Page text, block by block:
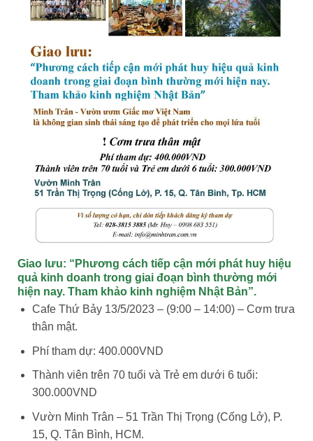
Giao lưu: “Phương cách tiếp cận mới phát huy hiệu
quả kinh doanh trong giai đoạn bình thường mới
hiện nay. Tham khảo kinh nghiệm Nhật Bản”.
Cafe Thứ Bảy 13/5/2023 – (9:00 – 14:00) – Cơm trưa
thân mật.
Phí tham dự: 400.000VND
Thành viên trên 70 tuổi và Trẻ em dưới 6 tuổi:
300.000VND
Vườn Minh Trân – 51 Trần Thị Trọng (Cống Lở), P.
15, Q. Tân Bình, HCM.